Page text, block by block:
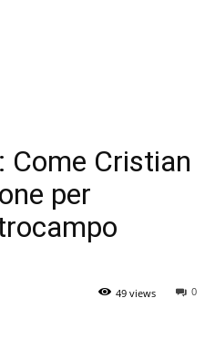
Cristian
per
0
49 views